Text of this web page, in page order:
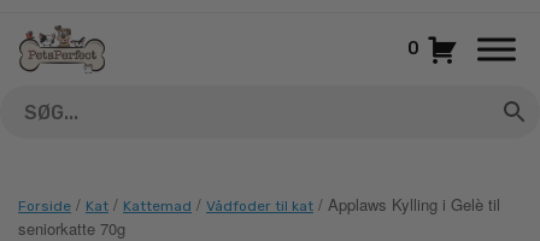
indhold
0
Forside / Kat / Kattemad / Vådfoder til kat / Applaws Kylling i Gelè til
seniorkatte 70g